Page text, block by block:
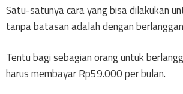
Satu-satunya cara yang bisa dilakukan
tanpa batasan adalah dengan
Tentu bagi sebagian orang untuk
harus membayar Rp59.000 per bulan.